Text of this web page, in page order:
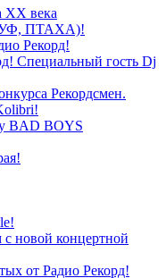
XX века
ПТАХА)!
Рекорд!
Специальный гость Dj
Рекордсмен.
BAD BOYS
новой концертной
от Радио Рекорд!